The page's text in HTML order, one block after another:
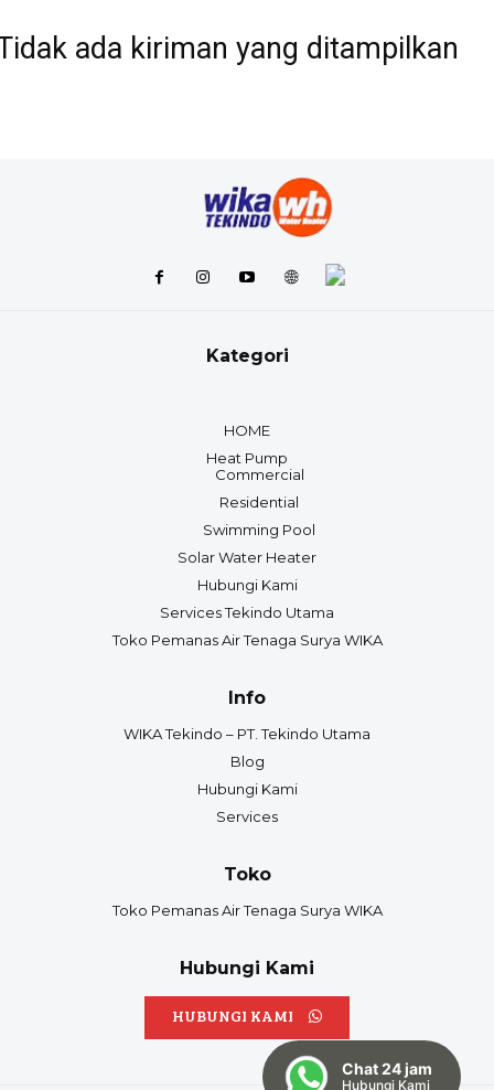
ada kiriman yang ditampilkan
Kategori
HOME
Heat Pump
Commercial
Residential
Swimming Pool
Solar Water Heater
Hubungi Kami
Services Tekindo Utama
Toko Pemanas Air Tenaga Surya WIKA
Info
WIKA Tekindo – PT. Tekindo Utama
Blog
Hubungi Kami
Services
Toko
Toko Pemanas Air Tenaga Surya WIKA
Hubungi Kami
HUBUNGI KAMI
Chat 24 jam
Hubungi Kami